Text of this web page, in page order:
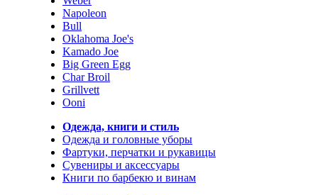
Napoleon
Bull
Oklahoma Joe's
Kamado Joe
Big Green Egg
Char Broil
Grillvett
Ooni
Одежда, книги и стиль
Одежда и головные уборы
Фартуки, перчатки и рукавицы
Сувениры и аксессуары
Книги по барбекю и винам